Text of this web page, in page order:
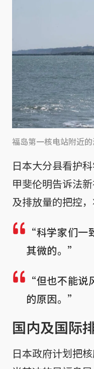
福岛第一核电站附近的
日本大分县看护
甲斐伦明告诉法
及排放量的把控
“科学家们一
其微的。”
“但也不能说
的原因。”
国内及国际
日本政府计划把